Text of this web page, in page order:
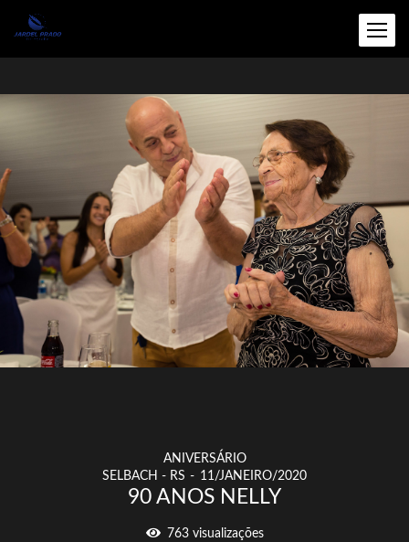
ANIVERSÁRIO
SELBACH - RS
11/JANEIRO/2020
90 ANOS NELLY
763visualizações